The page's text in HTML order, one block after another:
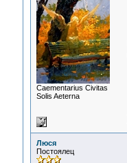
Сaementarius Civitas
Solis Aeterna
Люся
Постоялец